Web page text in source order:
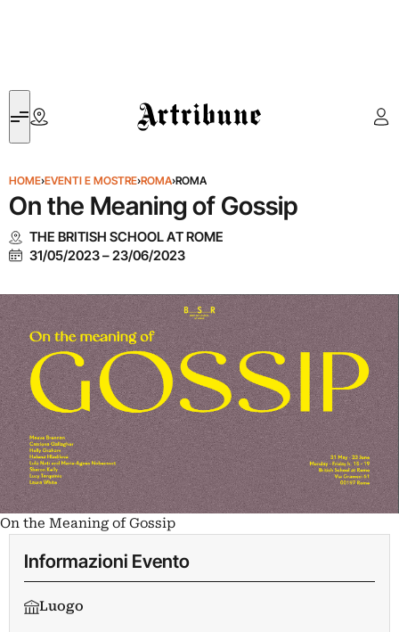
Artribune
HOME›EVENTI E MOSTRE›ROMA›ROMA
On the Meaning of Gossip
THE BRITISH SCHOOL AT ROME
31/05/2023–23/06/2023
On the Meaning of Gossip
Informazioni Evento
Luogo